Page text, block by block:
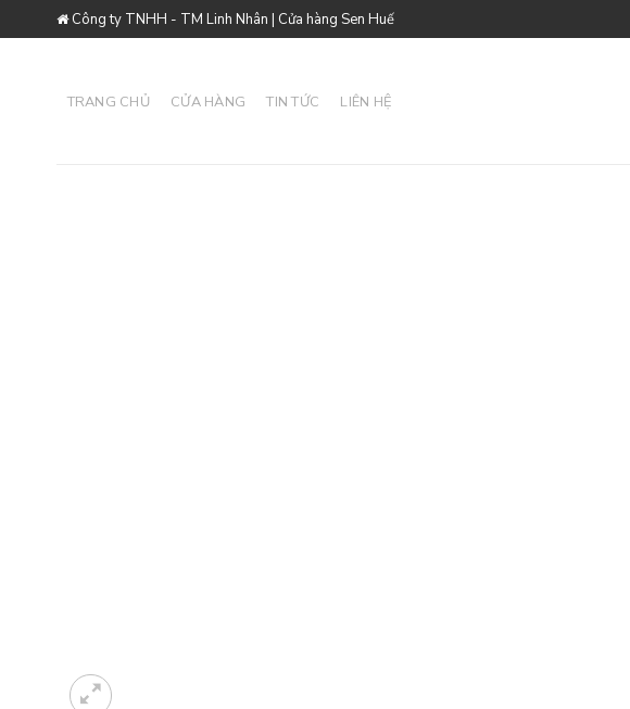
to
Công ty TNHH - TM Linh Nhân | Cửa hàng Sen Huế
TRANG CHỦ CỬA HÀNG TIN TỨC LIÊN HỆ